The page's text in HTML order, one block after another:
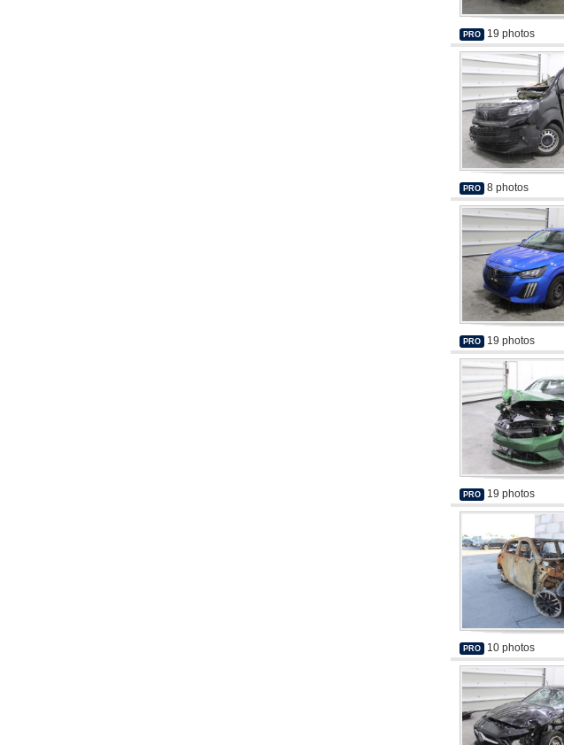
PRO 19 photos
PRO 8 photos
PRO 19 photos
PRO 19 photos
PRO 10 photos